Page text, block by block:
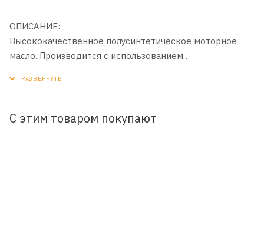
ОПИСАНИЕ:
Высококачественное полусинтетическое моторное
масло. Производится с использованием
ПРИМЕНЕНИЕ:
С этим товаром покупают